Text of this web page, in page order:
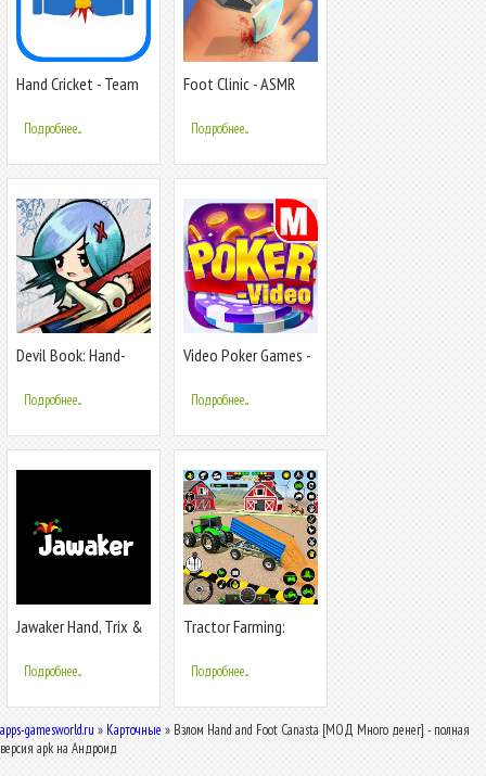
Hand Cricket - Team
Подробнее...
Foot Clinic - ASMR
Подробнее...
Devil Book: Hand-
Подробнее...
Video Poker Games -
Подробнее...
Jawaker Hand, Trix &
Подробнее...
Tractor Farming:
Подробнее...
apps-gamesworld.ru » Карточные » Взлом Hand and Foot Canasta [МОД Много денег] - полная
версия apk на Андроид